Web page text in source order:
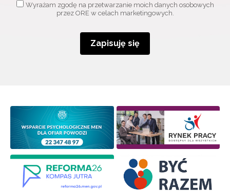
Wyrażam zgodę na przetwarzanie moich danych osobowych
przez ORE w celach marketingowych.
Zapisuję się